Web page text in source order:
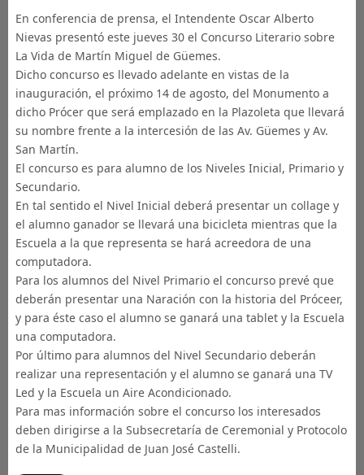
En conferencia de prensa, el Intendente Oscar Alberto
Nievas presentó este jueves 30 el Concurso Literario sobre
La Vida de Martín Miguel de Güemes.
Dicho concurso es llevado adelante en vistas de la
inauguración, el próximo 14 de agosto, del Monumento a
dicho Prócer que será emplazado en la Plazoleta que llevará
su nombre frente a la intercesión de las Av. Güemes y Av.
San Martín.
El concurso es para alumno de los Niveles Inicial, Primario y
Secundario.
En tal sentido el Nivel Inicial deberá presentar un collage y
el alumno ganador se llevará una bicicleta mientras que la
Escuela a la que representa se hará acreedora de una
computadora.
Para los alumnos del Nivel Primario el concurso prevé que
deberán presentar una Naración con la historia del Próceer,
y para éste caso el alumno se ganará una tablet y la Escuela
una computadora.
Por último para alumnos del Nivel Secundario deberán
realizar una representación y el alumno se ganará una TV
Led y la Escuela un Aire Acondicionado.
Para mas información sobre el concurso los interesados
deben dirigirse a la Subsecretaría de Ceremonial y Protocolo
de la Municipalidad de Juan José Castelli.